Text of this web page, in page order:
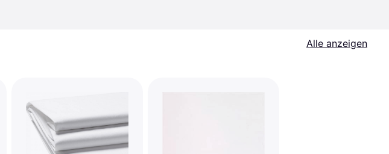
Alle anzeigen